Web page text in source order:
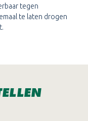
tegen
te laten drogen